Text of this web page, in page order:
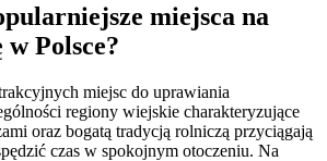
miejsca na
Polsce?
miejsc do uprawiania
regiony wiejskie charakteryzujące
oraz bogatą tradycją rolniczą przyciągają
czas w spokojnym otoczeniu. Na